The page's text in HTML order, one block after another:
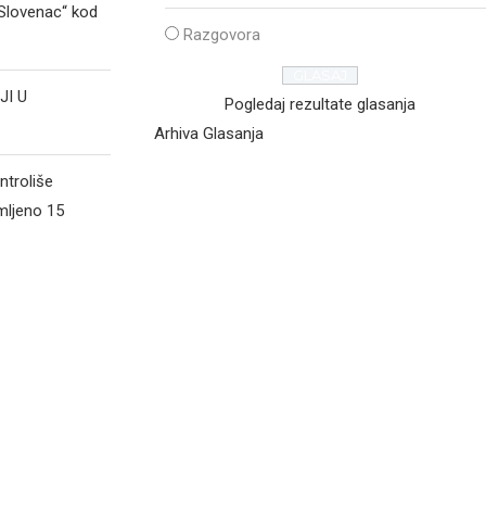
kod
U
15
Razgovora
Pogledaj rezultate glasanja
Arhiva Glasanja